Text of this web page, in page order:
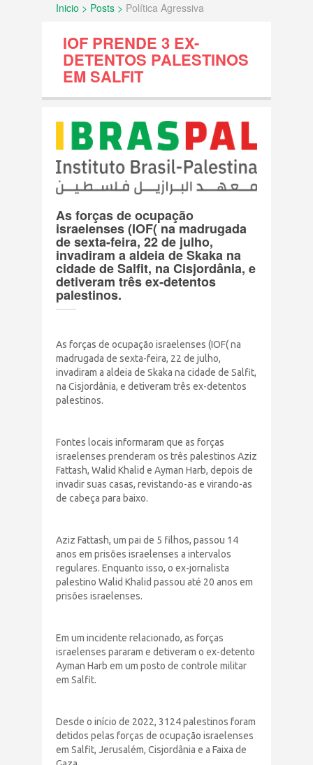
SOBRE NÓS
FATOS
Documentos internacionais e decisões
História e Geografia
Política Agressiva
Povo Palestino
Resolução ONU
Terrorismo Israelense
Clube Brasil Palestina
Eventos
Junte-se a nós
CONTATO
Inicio > Posts > Política Agressiva
IOF PRENDE 3 EX-
DETENTOS PALESTINOS
EM SALFIT
As forças de ocupação
israelenses (IOF( na madrugada
de sexta-feira, 22 de julho,
invadiram a aldeia de Skaka na
cidade de Salfit, na Cisjordânia, e
detiveram três ex-detentos
palestinos.
As forças de ocupação israelenses (IOF( na
madrugada de sexta-feira, 22 de julho,
invadiram a aldeia de Skaka na cidade de Salfit,
na Cisjordânia, e detiveram três ex-detentos
palestinos.
Fontes locais informaram que as forças
israelenses prenderam os três palestinos Aziz
Fattash, Walid Khalid e Ayman Harb, depois de
invadir suas casas, revistando-as e virando-as
de cabeça para baixo.
Aziz Fattash, um pai de 5 filhos, passou 14
anos em prisões israelenses a intervalos
regulares. Enquanto isso, o ex-jornalista
palestino Walid Khalid passou até 20 anos em
prisões israelenses.
Em um incidente relacionado, as forças
israelenses pararam e detiveram o ex-detento
Ayman Harb em um posto de controle militar
em Salfit.
Desde o início de 2022, 3124 palestinos foram
detidos pelas forças de ocupação israelenses
em Salfit, Jerusalém, Cisjordânia e a Faixa de